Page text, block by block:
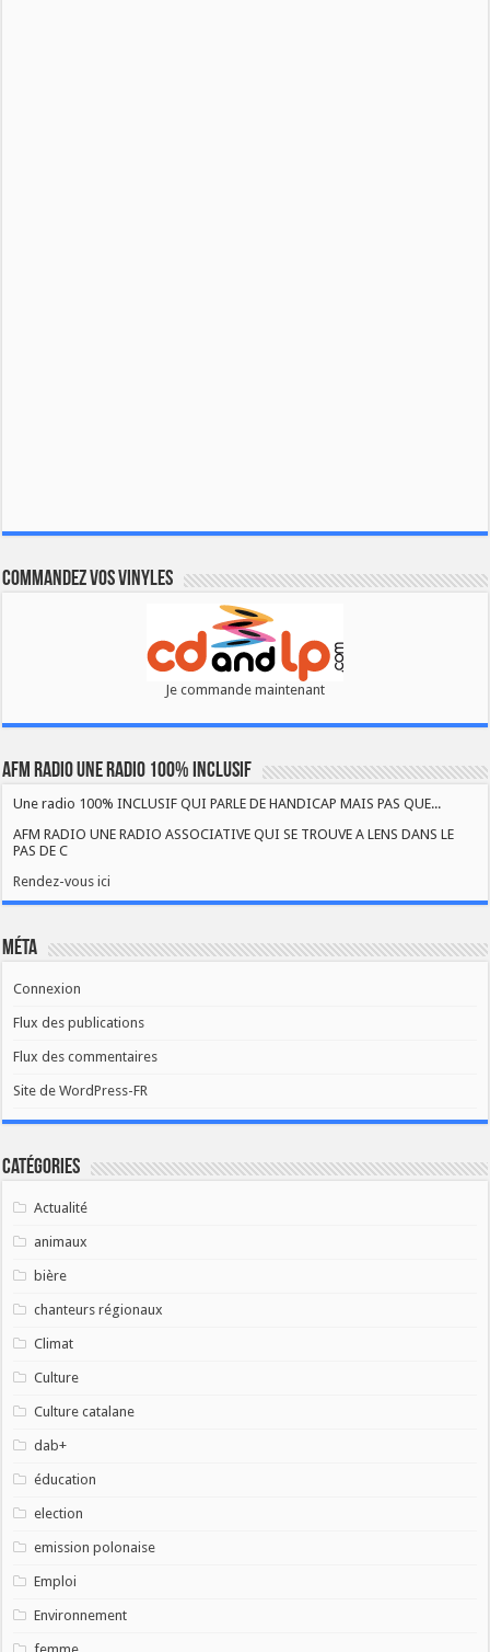
Commandez vos vinyles
Je commande maintenant
AFM RADIO UNE RADIO 100% INCLUSIF
Une radio 100% INCLUSIF QUI PARLE DE HANDICAP MAIS PAS QUE...
AFM RADIO UNE RADIO ASSOCIATIVE QUI SE TROUVE A LENS DANS LE
PAS DE C
Rendez-vous ici
Méta
Connexion
Flux des publications
Flux des commentaires
Site de WordPress-FR
Catégories
Actualité
animaux
bière
chanteurs régionaux
Climat
Culture
Culture catalane
dab+
éducation
election
emission polonaise
Emploi
Environnement